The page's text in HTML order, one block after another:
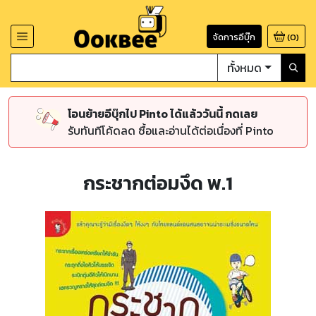
จัดการอีบุ๊ก (0)
ทั้งหมด
โอนย้ายอีบุ๊กไป Pinto ได้แล้ววันนี้ กดเลย
รับทันทีโค้ดลด ซื้อและอ่านได้ต่อเนื่องที่ Pinto
กระชากต่อมงึด พ.1